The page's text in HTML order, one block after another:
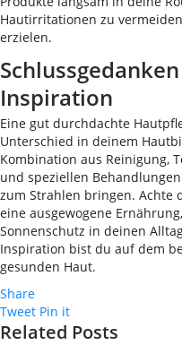
Hautirritationen zu
erzielen.
Inspiration
Eine gut durchdachte
Unterschied in deinem
Kombination aus Reinigung,
und speziellen
zum Strahlen bringen. Achte
eine ausgewogene
Sonnenschutz in deinen
Inspiration bist du auf dem
gesunden Haut.
Share
Tweet Pin it
Related Posts